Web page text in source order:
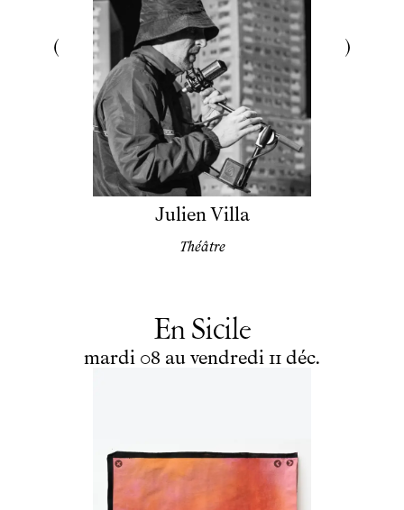
Julien Villa
Théâtre
En Sicile
du
mardi
mardi 08 au au
vendredi
vendredi 11 décembre
déc.